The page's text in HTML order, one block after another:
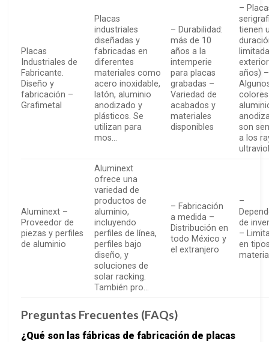
Placas
Industriales de
Fabricante.
Diseño y
fabricación –
Grafimetal
Placas
industriales
diseñadas y
fabricadas en
diferentes
materiales como
acero inoxidable,
latón, aluminio
anodizado y
plásticos. Se
utilizan para
mos…
– Durabilidad:
más de 10
años a la
intemperie
para placas
grabadas –
Variedad de
acabados y
materiales
disponibles
–
tienen
años) –
son
a los
Aluminext –
Proveedor de
piezas y perfiles
de aluminio
Aluminext
ofrece una
variedad de
productos de
aluminio,
incluyendo
perfiles de línea,
perfiles bajo
diseño, y
soluciones de
solar racking.
También pro…
– Fabricación
a medida –
Distribución en
todo México y
el extranjero
–
de
–
en
Preguntas Frecuentes (FAQs)
¿Qué son las fábricas de fabricación de placas